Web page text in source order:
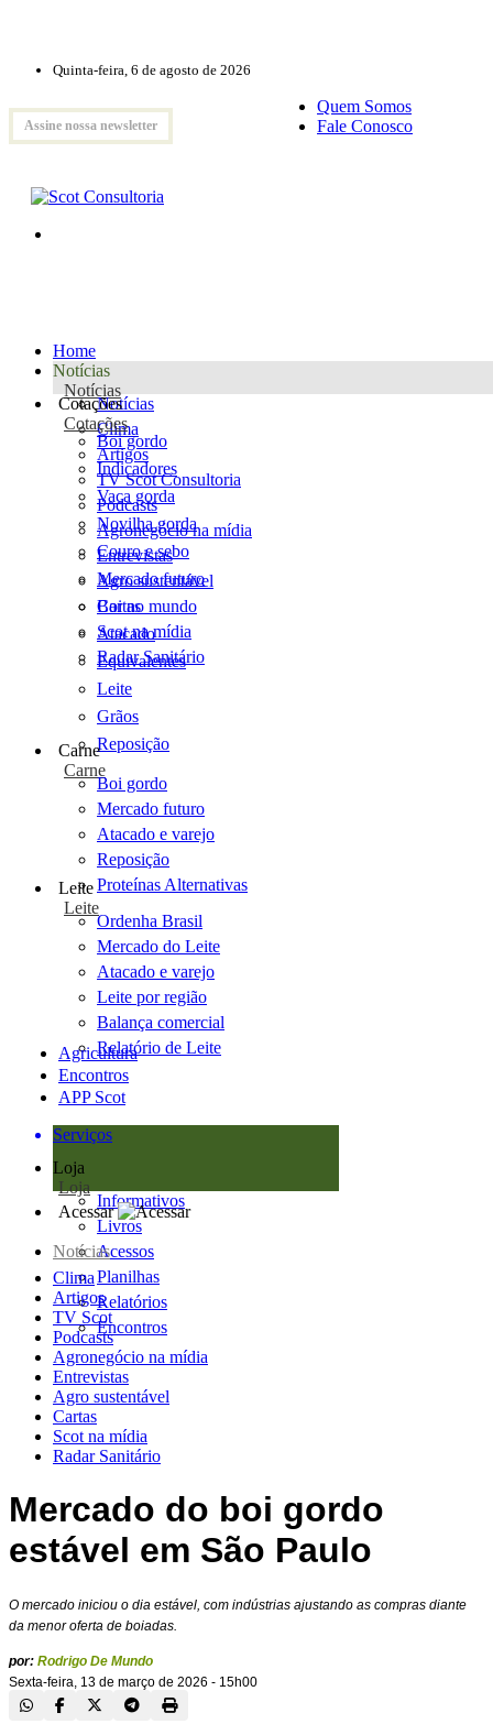
Quinta-feira, 6 de agosto de 2026
Assine nossa newsletter
Quem Somos
Fale Conosco
Home
Notícias
Notícias
Notícias
Clima
Artigos
TV Scot Consultoria
Podcasts
Agronegócio na mídia
Entrevistas
Agro sustentável
Cartas
Scot na mídia
Radar Sanitário
Cotações
Cotações
Boi gordo
Indicadores
Vaca gorda
Novilha gorda
Couro e sebo
Mercado futuro
Boi no mundo
Atacado
Equivalentes
Leite
Grãos
Reposição
Carne
Carne
Boi gordo
Mercado futuro
Atacado e varejo
Reposição
Proteínas Alternativas
Leite
Leite
Ordenha Brasil
Mercado do Leite
Atacado e varejo
Leite por região
Balança comercial
Relatório de Leite
Agricultura
Encontros
APP Scot
Serviços
Loja
Loja
Informativos
Livros
Acessos
Planilhas
Relatórios
Encontros
Acessar
Notícias
Clima
Artigos
TV Scot
Podcasts
Agronegócio na mídia
Entrevistas
Agro sustentável
Cartas
Scot na mídia
Radar Sanitário
Mercado do boi gordo
estável em São Paulo
O mercado iniciou o dia estável, com indústrias ajustando as compras diante
da menor oferta de boiadas.
por: Rodrigo De Mundo
Sexta-feira, 13 de março de 2026 - 15h00